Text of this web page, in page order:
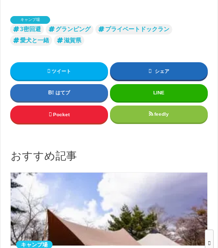
キャンプ場
3密回避 グランピング
プライベートドックラン
愛犬と一緒
滋賀県
ツイート シェア
はてブ LINE
Pocket feedly
おすすめ記事
キャンプ場